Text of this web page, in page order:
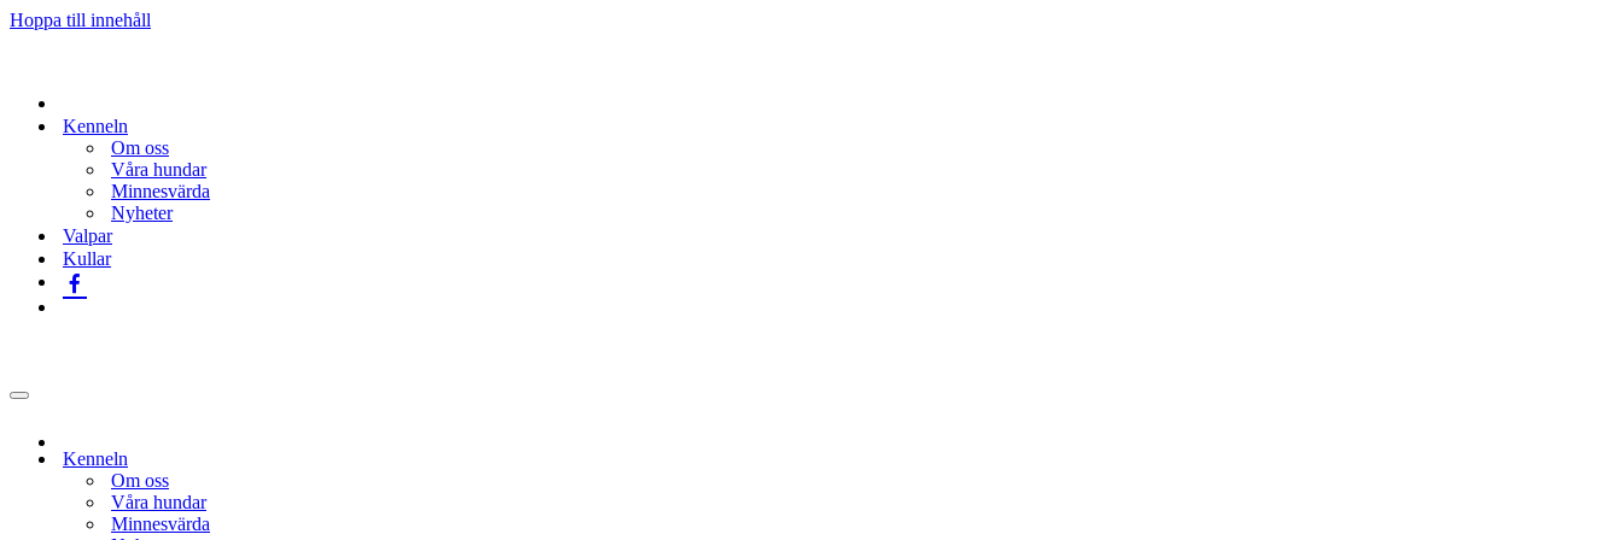
Hoppa till innehåll
Kenneln
Om oss
Våra hundar
Minnesvärda
Nyheter
Valpar
Kullar
Navigeringsmeny
Kenneln
Om oss
Våra hundar
Minnesvärda